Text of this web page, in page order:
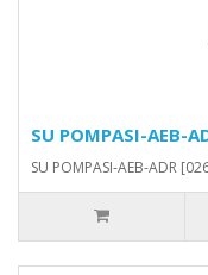
SU POMPASI-AEB-
SU POMPASI-AEB-ADR